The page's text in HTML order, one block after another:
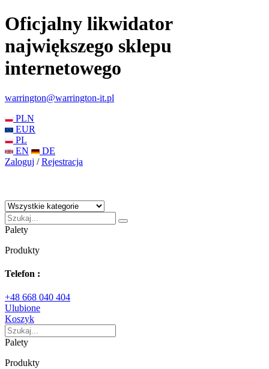
Oficjalny likwidator
największego sklepu
internetowego
warrington@warrington-it.pl
PLN
EUR
PL
EN
DE
Zaloguj / Rejestracja
Palety
Produkty
Telefon :
+48 668 040 404
Ulubione
Koszyk
Palety
Produkty